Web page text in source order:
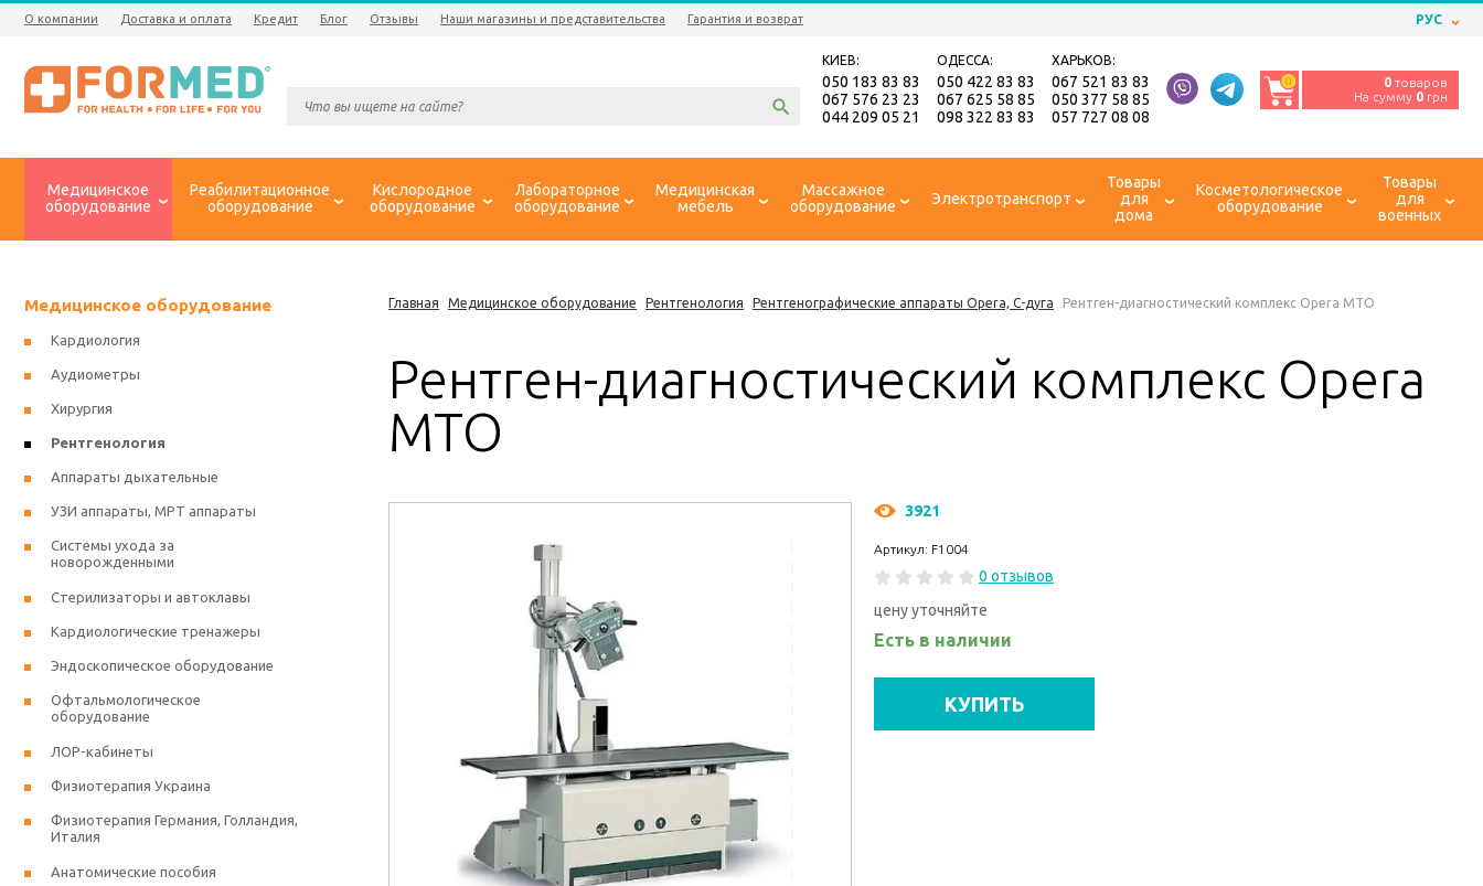
О компании Доставка и оплата Кредит Блог Отзывы Наши магазины и представительства Гарантия и возврат РУС
КИЕВ:
050 183 83 83
067 576 23 23
044 209 05 21
ОДЕССА:
050 422 83 83
067 625 58 85
098 322 83 83
ХАРЬКОВ:
067 521 83 83
050 377 58 85
057 727 08 08
0 0 товаров
На сумму 0 грн
Медицинское
оборудование
Реабилитационное
оборудование
Кислородное
оборудование
Лабораторное
оборудование
Медицинская
мебель
Массажное
оборудование
Электротранспорт
Товары
для
дома
Косметологическое
оборудование
Товары
для
военных
Главная Медицинское оборудование Рентгенология Рентгенографические аппараты Opera, С-дуга Рентген-диагностический комплекс Opera MTO
Рентген-диагностический комплекс Opera
MTO
3921
Артикул: F1004
0 отзывов
цену уточняйте
Есть в наличии
КУПИТЬ
Медицинское оборудование
Кардиология
Аудиометры
Хирургия
Рентгенология
Аппараты дыхательные
УЗИ аппараты, МРТ аппараты
Системы ухода за
новорожденными
Стерилизаторы и автоклавы
Кардиологические тренажеры
Эндоскопическое оборудование
Офтальмологическое
оборудование
ЛОР-кабинеты
Физиотерапия Украина
Физиотерапия Германия, Голландия,
Италия
Анатомические пособия